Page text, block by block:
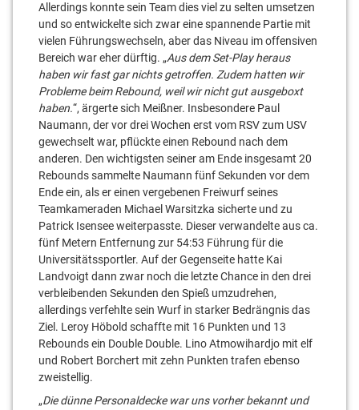
Allerdings konnte sein Team dies viel zu selten umsetzen
und so entwickelte sich zwar eine spannende Partie mit
vielen Führungswechseln, aber das Niveau im offensiven
Bereich war eher dürftig. „Aus dem Set-Play heraus
haben wir fast gar nichts getroffen. Zudem hatten wir
Probleme beim Rebound, weil wir nicht gut ausgeboxt
haben.“, ärgerte sich Meißner. Insbesondere Paul
Naumann, der vor drei Wochen erst vom RSV zum USV
gewechselt war, pflückte einen Rebound nach dem
anderen. Den wichtigsten seiner am Ende insgesamt 20
Rebounds sammelte Naumann fünf Sekunden vor dem
Ende ein, als er einen vergebenen Freiwurf seines
Teamkameraden Michael Warsitzka sicherte und zu
Patrick Isensee weiterpasste. Dieser verwandelte aus ca.
fünf Metern Entfernung zur 54:53 Führung für die
Universitätssportler. Auf der Gegenseite hatte Kai
Landvoigt dann zwar noch die letzte Chance in den drei
verbleibenden Sekunden den Spieß umzudrehen,
allerdings verfehlte sein Wurf in starker Bedrängnis das
Ziel. Leroy Höbold schaffte mit 16 Punkten und 13
Rebounds ein Double Double. Lino Atmowihardjo mit elf
und Robert Borchert mit zehn Punkten trafen ebenso
zweistellig.
„Die dünne Personaldecke war uns vorher bekannt und